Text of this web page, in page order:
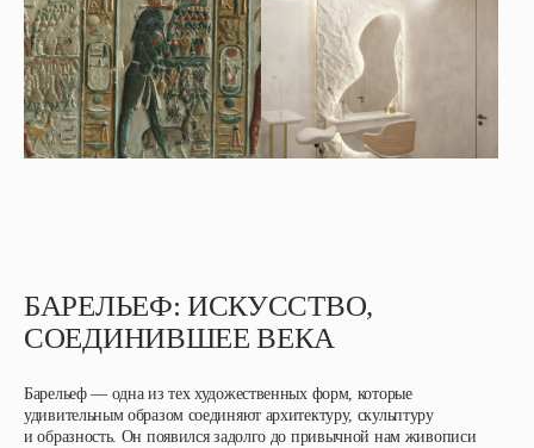
БАРЕЛЬЕФ: ИСКУССТВО,
СОЕДИНИВШЕЕ ВЕКА
Барельеф — одна из тех художественных форм, которые
удивительным образом соединяют архитектуру, скульптуру
и образность. Он появился задолго до привычной нам живописи